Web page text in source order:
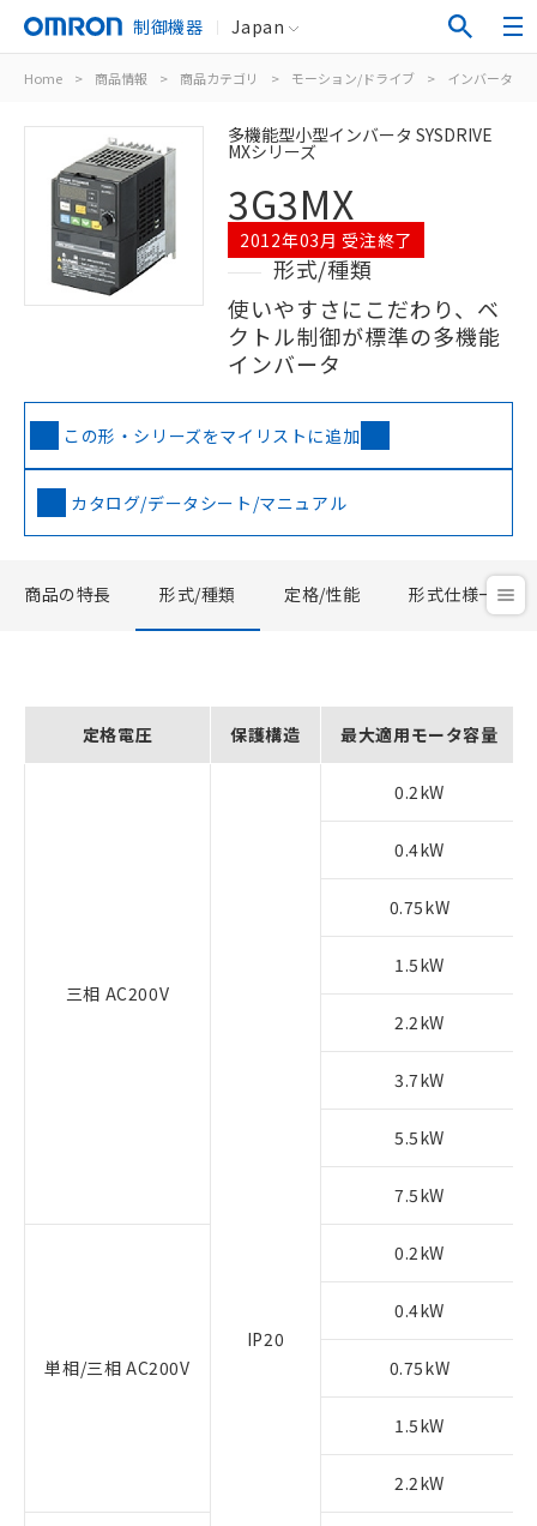
制御機器 Japan
Home > 商品情報 > 商品カテゴリ > モーション/ドライブ > インバータ
多機能型小型インバータ SYSDRIVE
MXシリーズ
3G3MX
2012年03月 受注終了
形式/種類
使いやすさにこだわり、ベ
クトル制御が標準の多機能
インバータ
この形・シリーズをマイリストに追加
カタログ/データシート/マニュアル
商品の特長 形式/種類 定格/性能 形式仕様一覧
定格電圧 保護構造 最大適用モータ容量
三相 AC200V
IP20
0.2kW
0.4kW
0.75kW
1.5kW
2.2kW
3.7kW
5.5kW
7.5kW
単相/三相 AC200V
0.2kW
0.4kW
0.75kW
1.5kW
2.2kW